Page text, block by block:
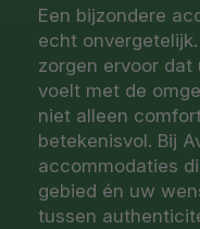
Een bijzondere
echt
zorgen ervoor dat
voelt met de
niet alleen
betekenisvol. Bij
accommodaties
gebied én uw
tussen